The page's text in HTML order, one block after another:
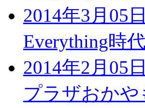
2014年3月05
Everything時
2014年2月05
プラザおか